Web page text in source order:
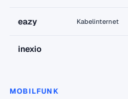
eazy Kabelinternet
inexio
MOBILFUNK